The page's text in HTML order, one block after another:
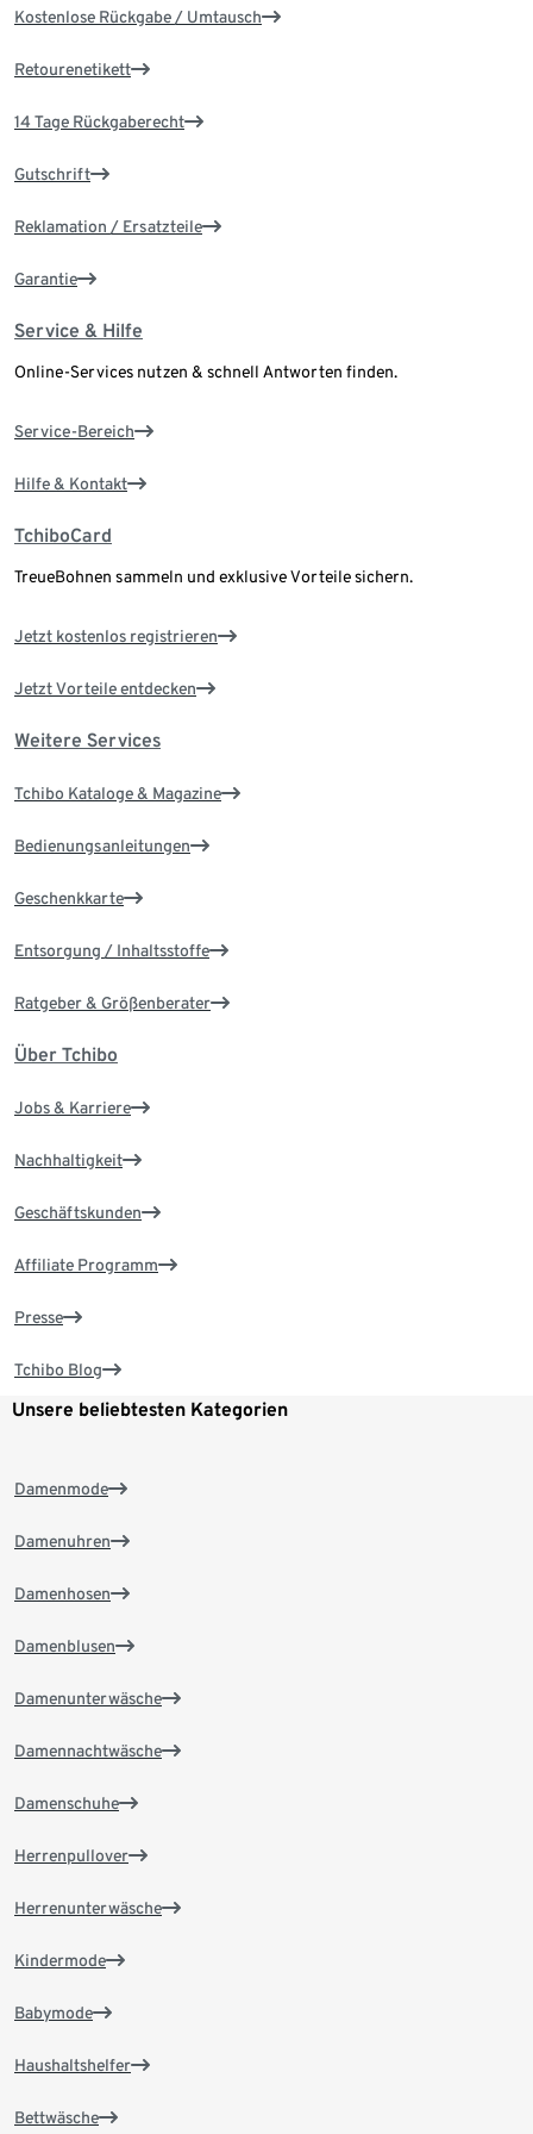
Kostenlose Rückgabe / Umtausch
Retourenetikett
14 Tage Rückgaberecht
Gutschrift
Reklamation / Ersatzteile
Garantie
Service & Hilfe
Online-Services nutzen & schnell Antworten finden.
Service-Bereich
Hilfe & Kontakt
TchiboCard
TreueBohnen sammeln und exklusive Vorteile sichern.
Jetzt kostenlos registrieren
Jetzt Vorteile entdecken
Weitere Services
Tchibo Kataloge & Magazine
Bedienungsanleitungen
Geschenkkarte
Entsorgung / Inhaltsstoffe
Ratgeber & Größenberater
Über Tchibo
Jobs & Karriere
Nachhaltigkeit
Geschäftskunden
Affiliate Programm
Presse
Tchibo Blog
Unsere beliebtesten Kategorien
Damenmode
Damenuhren
Damenhosen
Damenblusen
Damenunterwäsche
Damennachtwäsche
Damenschuhe
Herrenpullover
Herrenunterwäsche
Kindermode
Babymode
Haushaltshelfer
Bettwäsche